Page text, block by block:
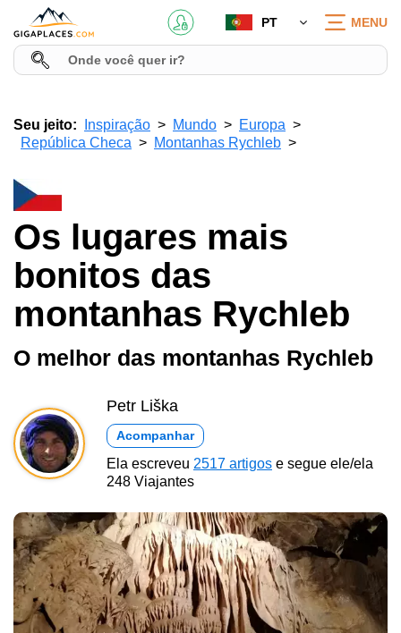
PT MENU
Seu jeito: Inspiração Mundo
Europa
República Checa
Montanhas Rychleb
Os lugares mais
bonitos das
montanhas Rychleb
O melhor das montanhas Rychleb
Petr Liška
Acompanhar
Ela escreveu 2517 artigos e segue ele/ela
248 Viajantes